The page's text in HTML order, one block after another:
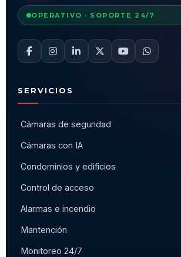
OPERATIVO · SOPORTE 24/7
SERVICIOS
Cámaras de seguridad
Cámaras con IA
Condominios y edificios
Control de acceso
Alarmas e incendio
Mantención
Monitoreo 24/7